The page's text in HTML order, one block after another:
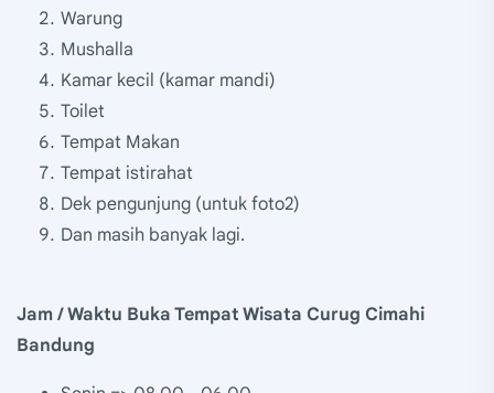
Warung
Mushalla
Kamar kecil (kamar mandi)
Toilet
Tempat Makan
Tempat istirahat
Dek pengunjung (untuk foto2)
Dan masih banyak lagi.
Jam / Waktu Buka Tempat Wisata Curug Cimahi
Bandung